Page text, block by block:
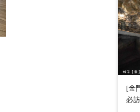
[金
必